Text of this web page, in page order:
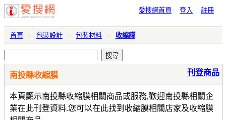
愛搜網首頁 登入 註冊
首頁 包裝設計 包裝材料 收縮膜
南投縣收縮膜
本頁顯示南投縣收縮膜相關商品或服務,歡迎南投縣相關企
業在此刊登資料.您可以在此找到收縮膜相關店家及收縮膜
刊登商品